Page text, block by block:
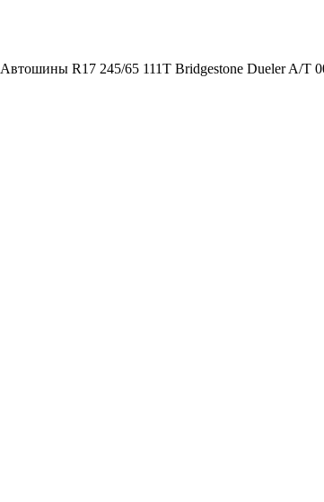
Автошины R17 245/65 111T Bridgestone Dueler A/T